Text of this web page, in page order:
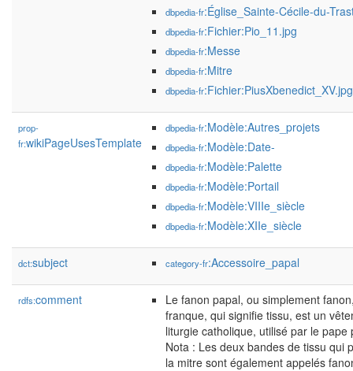
dbpedia-fr:Église_Sainte-Cécile-du-
dbpedia-fr:Fichier:Pio_11.jpg
dbpedia-fr:Messe
dbpedia-fr:Mitre
dbpedia-fr:Fichier:PiusXbenedict_XV.jpg
prop-
fr:wikiPageUsesTemplate
dbpedia-fr:Modèle:Autres_projets
dbpedia-fr:Modèle:Date-
dbpedia-fr:Modèle:Palette
dbpedia-fr:Modèle:Portail
dbpedia-fr:Modèle:VIIIe_siècle
dbpedia-fr:Modèle:XIIe_siècle
dct:subject category-fr:Accessoire_papal
rdfs:comment
Le fanon papal, ou simplement
franque, qui signifie tissu, est un
liturgie catholique, utilisé par le
Nota : Les deux bandes de tissu qui
la mitre sont également appelés